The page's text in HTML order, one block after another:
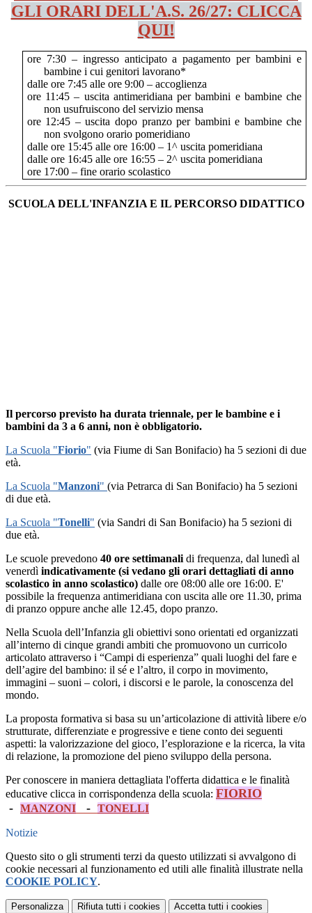
GLI ORARI DELL'A.S. 26/27: CLICCA
QUI!
ore 7:30 – ingresso anticipato a pagamento per bambini e
bambine i cui genitori lavorano*
dalle ore 7:45 alle ore 9:00 – accoglienza
ore 11:45 – uscita antimeridiana per bambini e bambine che
non usufruiscono del servizio mensa
ore 12:45 – uscita dopo pranzo per bambini e bambine che
non svolgono orario pomeridiano
dalle ore 15:45 alle ore 16:00 – 1^ uscita pomeridiana
dalle ore 16:45 alle ore 16:55 – 2^ uscita pomeridiana
ore 17:00 – fine orario scolastico
SCUOLA DELL'INFANZIA E IL PERCORSO DIDATTICO
Il percorso previsto ha durata triennale, per le bambine e i
bambini da 3 a 6 anni, non è obbligatorio.
La Scuola "Fiorio" (via Fiume di San Bonifacio) ha 5 sezioni di due
età.
La Scuola "Manzoni" (via Petrarca di San Bonifacio) ha 5 sezioni
di due età.
La Scuola "Tonelli" (via Sandri di San Bonifacio) ha 5 sezioni di
due età.
Le scuole prevedono 40 ore settimanalidi frequenza, dal lunedì al
venerdì indicativamente (si vedano gli orari dettagliati di anno
scolastico in anno scolastico) dalle ore 08:00 alle ore 16:00. E'
possibile la frequenza antimeridiana con uscita alle ore 11.30, prima
di pranzo oppure anche alle 12.45, dopo pranzo.
Nella Scuola dell’Infanzia gli obiettivi sono orientati ed organizzati
all’interno di cinque grandi ambiti che promuovono un curricolo
articolato attraverso i “Campi di esperienza” quali luoghi del fare e
dell’agire del bambino: il sé e l’altro, il corpo in movimento,
immagini – suoni – colori, i discorsi e le parole, la conoscenza del
mondo.
La proposta formativa si basa su un’articolazione di attività libere e/o
strutturate, differenziate e progressive e tiene conto dei seguenti
aspetti: la valorizzazione del gioco, l’esplorazione e la ricerca, la vita
di relazione, la promozione del pieno sviluppo della persona.
Per conoscere in maniera dettagliata l'offerta didattica e le finalità
educative clicca in corrispondenza della scuola: FIORIO
- MANZONI - TONELLI
Notizie
Questo sito o gli strumenti terzi da questo utilizzati si avvalgono di
cookie necessari al funzionamento ed utili alle finalità illustrate nella
COOKIE POLICY.
Personalizza Rifiuta tutti i cookies Accetta tutti i cookies